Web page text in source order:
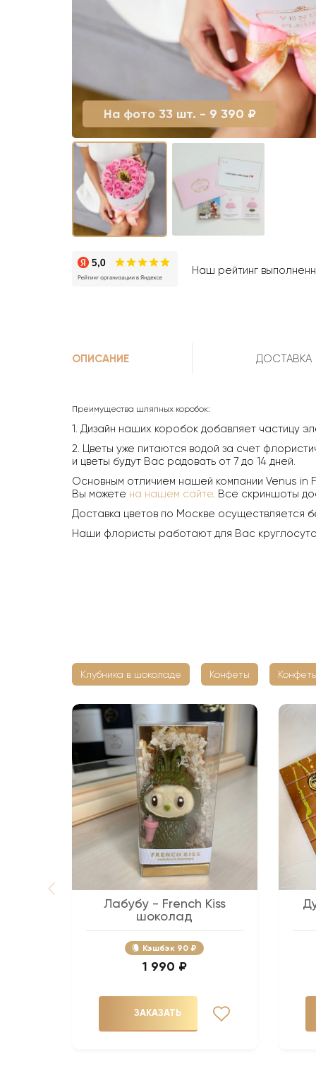
На фото 33 шт. - 9 390 ₽
Наш рейтинг
ОПИСАНИЕ ДОСТАВКА
Преимущества шляпных коробок:
1. Дизайн наших коробок добавляет частицу
2. Цветы уже питаются водой за счет
и цветы будут Вас радовать от 7 до 14 дней.
Основным отличием нашей компании Venus in
Вы можете на нашем сайте. Все скриншоты
Доставка цветов по Москве осуществляется
Наши флористы работают для Вас
Клубника в шоколаде Конфеты
Лабубу - French Kiss
шоколад
Кэшбэк 90 ₽
1 990 ₽
ЗАКАЗАТЬ